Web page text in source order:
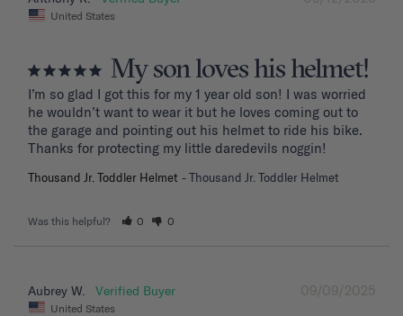
United States
My son loves his helmet!
I’m so glad I got this for my 1 year old son! I was worried
he wouldn’t want to wear it but he loves coming out to
the garage and pointing out his helmet to ride his bike.
Thanks for protecting my little daredevils noggin!
Thousand Jr. Toddler Helmet Thousand Jr. Toddler Helmet
Was this helpful? 0 0
09/09/2025
Aubrey W.
United States